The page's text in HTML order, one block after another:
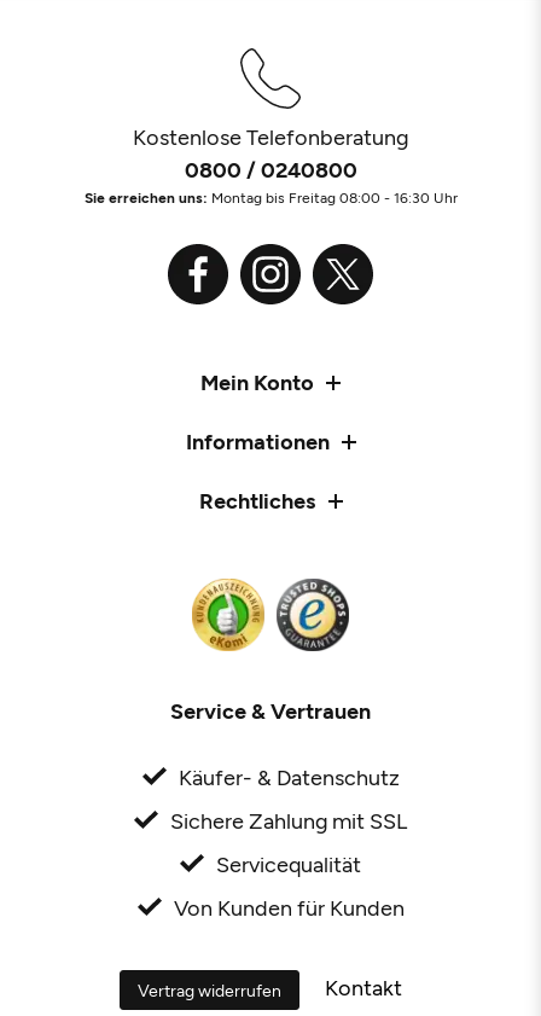
Kostenlose Telefonberatung
0800 / 0240800
Sie erreichen uns: Montag bis Freitag 08:00 - 16:30 Uhr
Mein Konto
Informationen
Rechtliches
Service & Vertrauen
Käufer- & Datenschutz
Sichere Zahlung mit SSL
Servicequalität
Von Kunden für Kunden
Vertrag widerrufen Kontakt